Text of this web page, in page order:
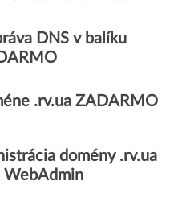
DNS v balíku
.rv.ua ZADARMO
domény .rv.ua
WebAdmin